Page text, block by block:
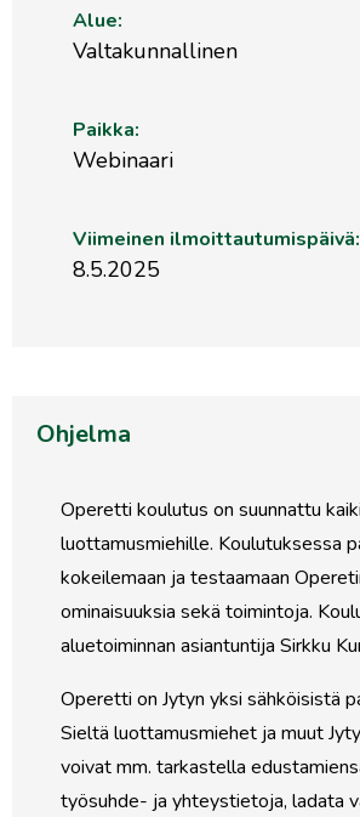
Alue:
Valtakunnallinen
Paikka:
Webinaari
Viimeinen ilmoittautumispäivä:
8.5.2025
Ohjelma
Operetti koulutus on suunnattu
luottamusmiehille. Koulutuksessa
kokeilemaan ja testaamaan
ominaisuuksia sekä toimintoja.
aluetoiminnan asiantuntija Sirkku
Operetti on Jytyn yksi sähköisistä
Sieltä luottamusmiehet ja muut
voivat mm. tarkastella
työsuhde- ja yhteystietoja, ladata